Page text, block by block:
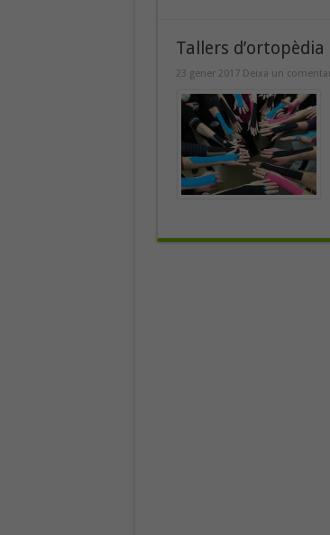
Tallers
23 gener 2017 Deixa un